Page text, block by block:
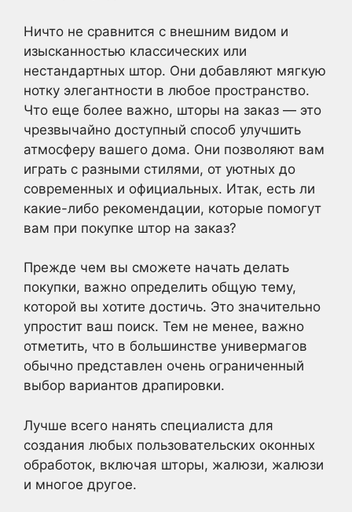
Ничто не сравнится с внешним видом и
изысканностью классических или
нестандартных штор. Они добавляют мягкую
нотку элегантности в любое пространство.
Что еще более важно, шторы на заказ — это
чрезвычайно доступный способ улучшить
атмосферу вашего дома. Они позволяют вам
играть с разными стилями, от уютных до
современных и официальных. Итак, есть ли
какие-либо рекомендации, которые помогут
вам при покупке штор на заказ?
Прежде чем вы сможете начать делать
покупки, важно определить общую тему,
которой вы хотите достичь. Это значительно
упростит ваш поиск. Тем не менее, важно
отметить, что в большинстве универмагов
обычно представлен очень ограниченный
выбор вариантов драпировки.
Лучше всего нанять специалиста для
создания любых пользовательских оконных
обработок, включая шторы, жалюзи, жалюзи
и многое другое.